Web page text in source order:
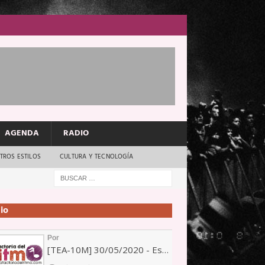
AGENDA RADIO
ESTILOS CULTURA Y TECNOLOGÍA